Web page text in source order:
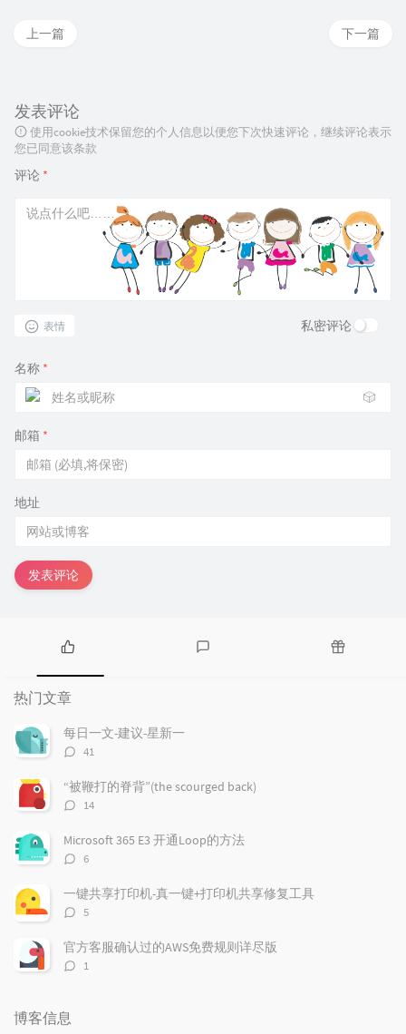
下一篇
上一篇
发表评论
使用cookie技术保留您的个人信息以便您下次快速评论，继续评论表示
您已同意该条款
评论 *
表情 私密评论
名称 *
🎲
邮箱 *
地址
发表评论
热
门
文
章
热门文章
每日一文-建议-星新一
评
数：
41
“被鞭打的脊背”(the scourged back)
评
数：
14
Microsoft 365 E3 开通Loop的方法
评
数：
6
一键共享打印机-真一键+打印机共享修复工具
评
数：
5
官方客服确认过的AWS免费规则详尽版
评1
博客信息